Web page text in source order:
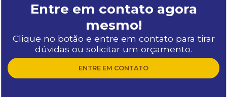
Entre em contato agora
mesmo!
Clique no botão e entre em contato para tirar
dúvidas ou solicitar um orçamento.
ENTRE EM CONTATO